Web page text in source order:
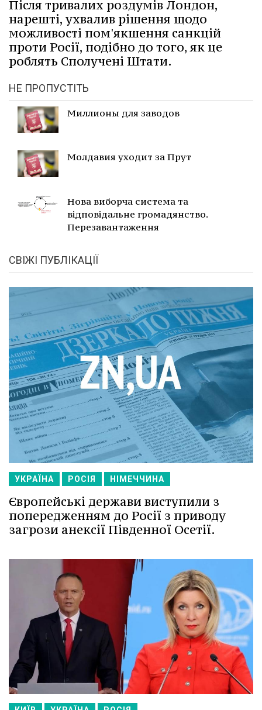
Після тривалих роздумів Лондон,
нарешті, ухвалив рішення щодо
можливості пом'якшення санкцій
проти Росії, подібно до того, як це
роблять Сполучені Штати.
НЕ ПРОПУСТІТЬ
Миллионы для заводов
Молдавия уходит за Прут
Нова виборча система та
відповідальне громадянство.
Перезавантаження
СВІЖІ ПУБЛІКАЦІЇ
УКРАЇНА РОСІЯ НІМЕЧЧИНА
Європейські держави виступили з
попередженням до Росії з приводу
загрози анексії Південної Осетії.